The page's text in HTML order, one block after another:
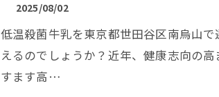
2025/08/02
低温殺菌牛乳を東京都世田谷区南烏山
えるのでしょうか？近年、健康志向の
すます高…